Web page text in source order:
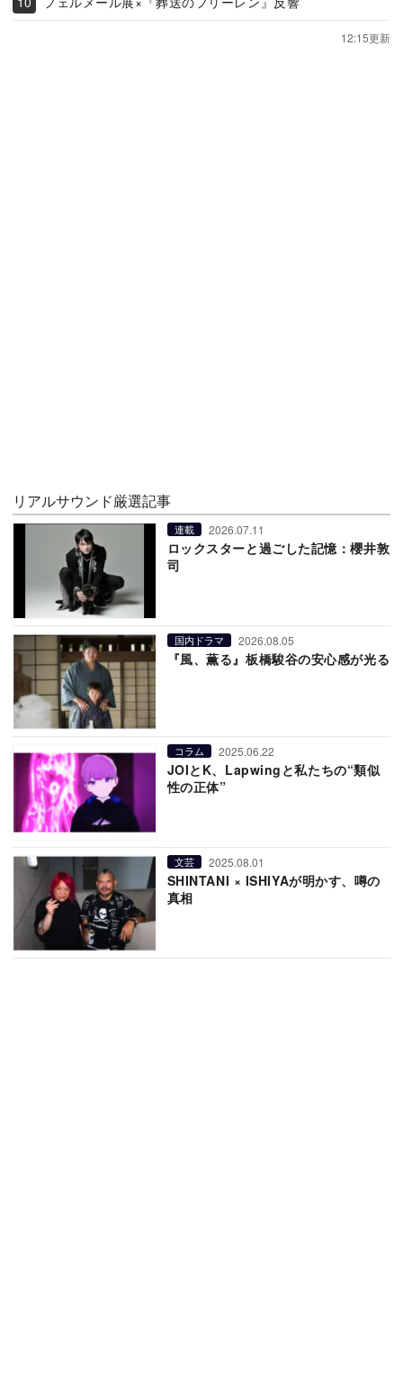
12:15更新
リアルサウンド厳選記事
連載 2026.07.11
ロックスターと過ごした記憶：櫻井敦
司
国内ドラマ 2026.08.05
『風、薫る』板橋駿谷の安心感が光る
コラム 2025.06.22
JOIとK、Lapwingと私たちの“類似
性の正体”
文芸 2025.08.01
SHINTANI × ISHIYAが明かす、噂の
真相